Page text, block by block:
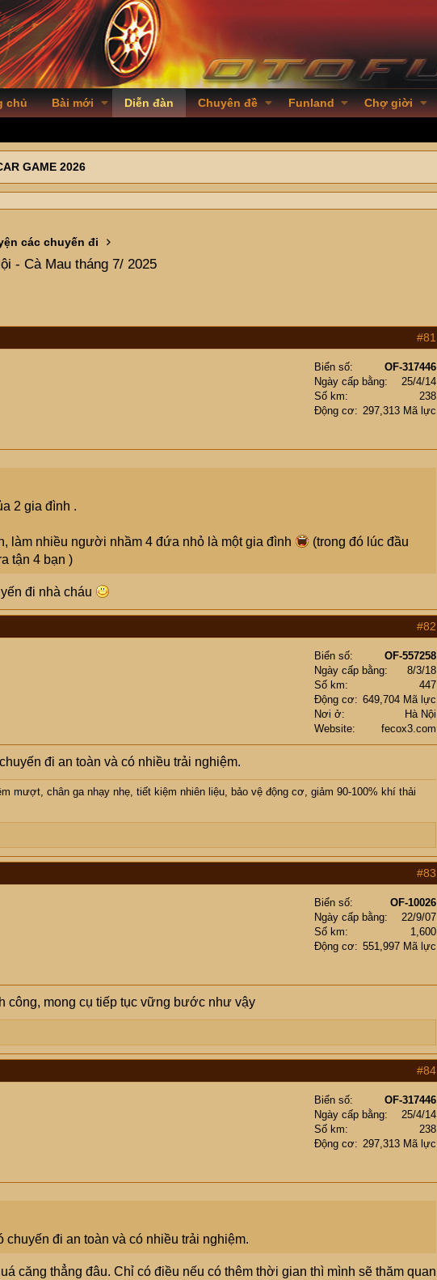
chủ Bài mới Diễn đàn Chuyên đề Funland Chợ giời
GAME 2026
các chuyến đi
- Cà Mau tháng 7/ 2025
#81
Biển số
OF-317446
Ngày cấp bằng
25/4/14
Số km
238
Động cơ
297,313 Mã lực
2 gia đình .
làm nhiều người nhầm 4 đứa nhỏ là một gia đình
(trong đó lúc đầu
tận 4 bạn )
đi nhà cháu
#82
Biển số
OF-557258
Ngày cấp bằng
8/3/18
Số km
447
Động cơ
649,704 Mã lực
Nơi ở
Hà Nội
Website
fecox3.com
đi an toàn và có nhiều trải nghiệm.
mượt, chân ga nhạy nhẹ, tiết kiệm nhiên liệu, bảo vệ động cơ, giảm 90-100% khí thải
#83
Biển số
OF-10026
Ngày cấp bằng
22/9/07
Số km
1,600
Động cơ
551,997 Mã lực
công, mong cụ tiếp tục vững bước như vậy
#84
Biển số
OF-317446
Ngày cấp bằng
25/4/14
Số km
238
Động cơ
297,313 Mã lực
chuyến đi an toàn và có nhiều trải nghiệm.
căng thẳng đâu. Chỉ có điều nếu có thêm thời gian thì mình sẽ thăm quan